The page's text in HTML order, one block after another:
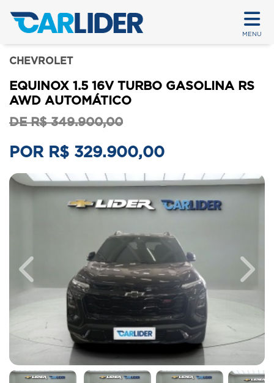
MENU
CHEVROLET
EQUINOX 1.5 16V TURBO GASOLINA RS
AWD AUTOMÁTICO
DE R$ 349.900,00
POR R$ 329.900,00
Previous Next